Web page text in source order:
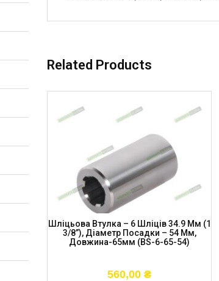
Related Products
Мм
Мм,
Шліцьова Втулка – 6 Шліців 34.9 Мм (1
3/8”), Діаметр Посадки – 54 Мм,
Довжина-65мм (BS-6-65-54)
560,00 ₴